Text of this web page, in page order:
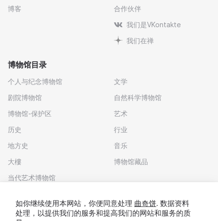
博客
合作伙伴
我们是VKontakte
我们在禅
博物馆目录
个人与纪念博物馆
剧院博物馆
博物馆-保护区
历史
地方史
大樓
当代艺术博物馆
文学
自然科学博物馆
艺术
行业
音乐
博物馆藏品
如你继续使用本网站，你便同意处理 曲奇饼. 数据资料
处理，以提供我们的服务和提高我们的网站和服务的质